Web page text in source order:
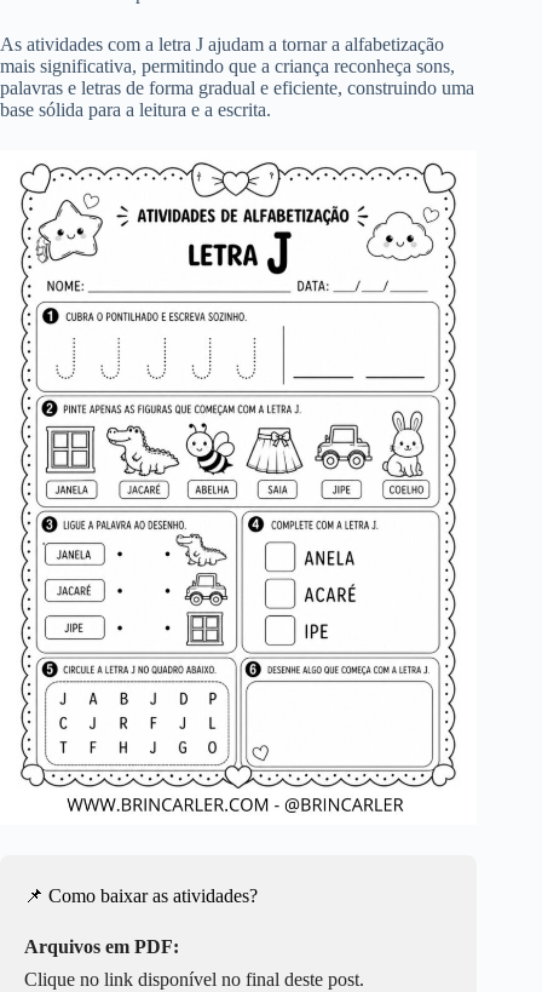
As atividades com a letra J ajudam a tornar a alfabetização
mais significativa, permitindo que a criança reconheça sons,
palavras e letras de forma gradual e eficiente, construindo uma
base sólida para a leitura e a escrita.
📌 Como baixar as atividades?
Arquivos em PDF:
Clique no link disponível no final deste post.